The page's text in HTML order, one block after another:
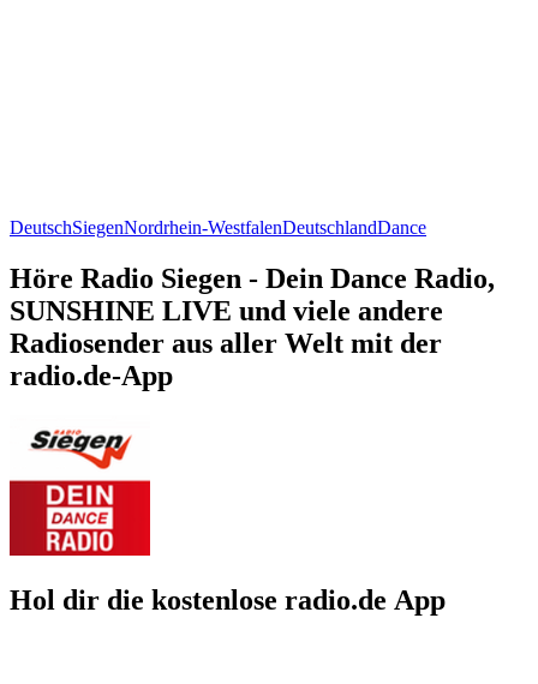
DeutschSiegenNordrhein-WestfalenDeutschlandDance
Höre Radio Siegen - Dein Dance Radio,
SUNSHINE LIVE und viele andere
Radiosender aus aller Welt mit der
radio.de-App
Hol dir die kostenlose radio.de App